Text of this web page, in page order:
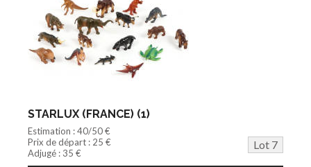
STARLUX (FRANCE) (1)
Estimation : 40/50 €
Prix de départ : 25 €
Lot 7
Adjugé : 35 €